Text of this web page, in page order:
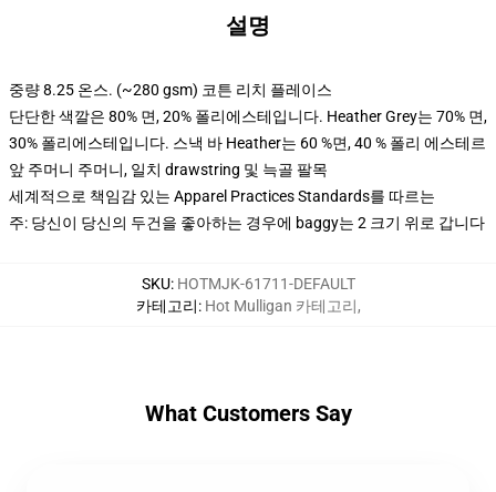
설명
중량 8.25 온스. (~280 gsm) 코튼 리치 플레이스
단단한 색깔은 80% 면, 20% 폴리에스테입니다. Heather Grey는 70% 면,
30% 폴리에스테입니다. 스낵 바 Heather는 60 %면, 40 % 폴리 에스테르
앞 주머니 주머니, 일치 drawstring 및 늑골 팔목
세계적으로 책임감 있는 Apparel Practices Standards를 따르는
주: 당신이 당신의 두건을 좋아하는 경우에 baggy는 2 크기 위로 갑니다
SKU: HOTMJK-61711-DEFAULT
카테고리: Hot Mulligan 카테고리,
What Customers Say